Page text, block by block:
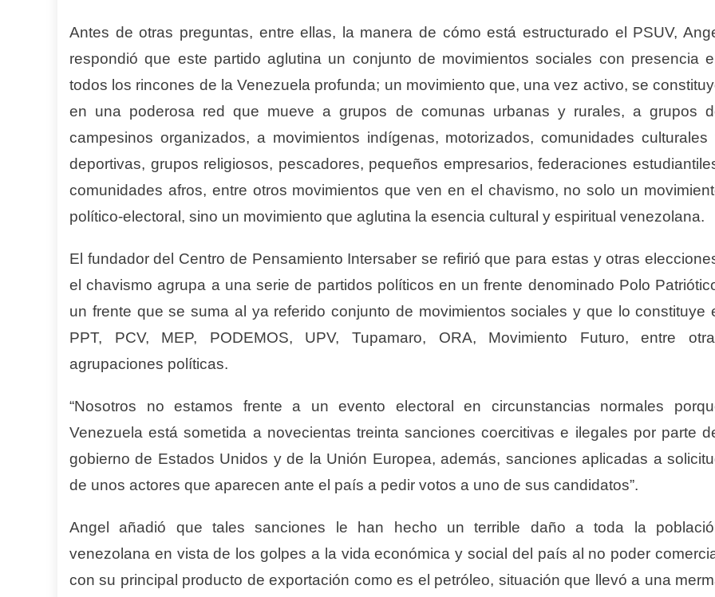
Antes de otras preguntas, entre ellas, la manera de cómo está estructurado el PSUV,
respondió que este partido aglutina un conjunto de movimientos sociales con presencia
todos los rincones de la Venezuela profunda; un movimiento que, una vez activo, se
en una poderosa red que mueve a grupos de comunas urbanas y rurales, a grupos
campesinos organizados, a movimientos indígenas, motorizados, comunidades culturales
deportivas, grupos religiosos, pescadores, pequeños empresarios, federaciones
comunidades afros, entre otros movimientos que ven en el chavismo, no solo un
político-electoral, sino un movimiento que aglutina la esencia cultural y espiritual venezolana.
El fundador del Centro de Pensamiento Intersaber se refirió que para estas y otras
el chavismo agrupa a una serie de partidos políticos en un frente denominado Polo
un frente que se suma al ya referido conjunto de movimientos sociales y que lo constituye
PPT, PCV, MEP, PODEMOS, UPV, Tupamaro, ORA, Movimiento Futuro, entre
agrupaciones políticas.
“Nosotros no estamos frente a un evento electoral en circunstancias normales
Venezuela está sometida a novecientas treinta sanciones coercitivas e ilegales por parte
gobierno de Estados Unidos y de la Unión Europea, además, sanciones aplicadas a
de unos actores que aparecen ante el país a pedir votos a uno de sus candidatos”.
Angel añadió que tales sanciones le han hecho un terrible daño a toda la
venezolana en vista de los golpes a la vida económica y social del país al no poder
con su principal producto de exportación como es el petróleo, situación que llevó a una